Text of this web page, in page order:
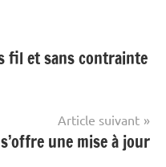
fil et sans contrainte
Article suivant
une mise à jour